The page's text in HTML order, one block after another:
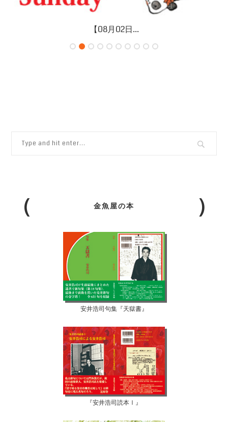
【08月02日...
金魚屋の本
安井浩司句集『天獄書』
『安井浩司読本Ⅰ』